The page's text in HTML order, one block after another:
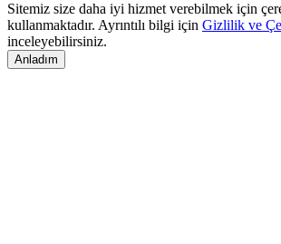
Sitemiz size daha iyi hizmet verebilmek için
kullanmaktadır. Ayrıntılı bilgi için Gizlilik ve
inceleyebilirsiniz.
Anladım